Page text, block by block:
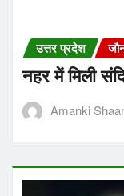
उत्तर प्रदेश
नहर में मिली
Amanki